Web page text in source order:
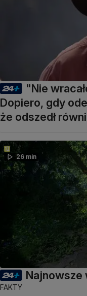
"Nie
Dopiero, gdy
że odszedł
26 min
Najnowsze
FAKTY